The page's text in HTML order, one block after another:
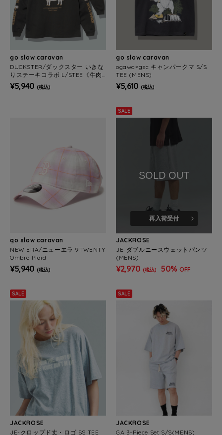
go slow caravan
DUCKSTER/ダックスター いきな
りステーキコラボ L/STEE《牛肉
図鑑》(MENS)
¥5,940 (税込)
go slow caravan
ogawa×gsc キャンパークマ S/S
TEE (MENS)
¥5,610 (税込)
go slow caravan
NEW ERA/ニューエラ 9TWENTY
Ombre Plaid
¥5,940 (税込)
SALE
SOLD OUT
再入荷受付
JACKROSE
JE-ダブルニースウェットパンツ
(MENS)
¥2,970 (税込) 50% OFF
SALE
JACKROSE
JE-クロップド丈・ロゴ SS TEE
SALE
JACKROSE
GA 3-Piece Set S/S(MENS)